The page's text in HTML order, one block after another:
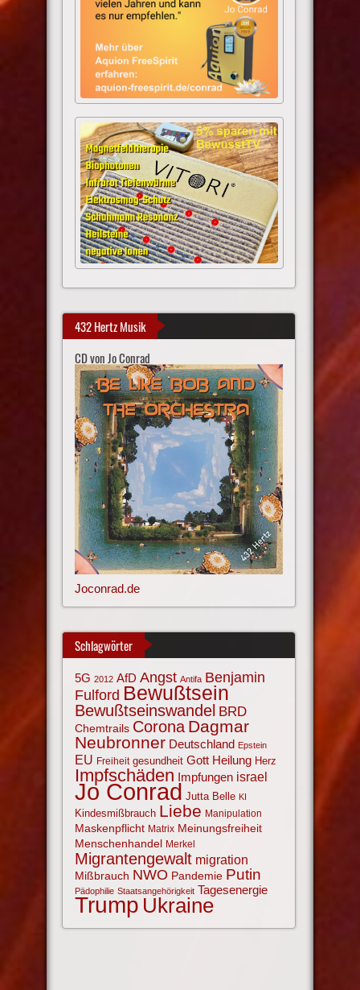
432 Hertz Musik
CD von Jo Conrad
Joconrad.de
Schlagwörter
5G 2012 AfD Angst Antifa Benjamin
Fulford Bewußtsein
Bewußtseinswandel BRD
Chemtrails Corona Dagmar
Neubronner Deutschland Epstein
EU Freiheit gesundheit Gott Heilung Herz
Impfschäden Impfungen israel
Jo Conrad Jutta Belle KI
Kindesmißbrauch Liebe Manipulation
Maskenpflicht Matrix Meinungsfreiheit
Menschenhandel Merkel
Migrantengewalt migration
Mißbrauch NWO Pandemie Putin
Pädophilie Staatsangehörigkeit Tagesenergie
Trump Ukraine